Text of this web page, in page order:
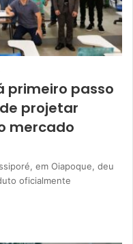
primeiro passo
projetar
mercado
em Oiapoque, deu
oficialmente